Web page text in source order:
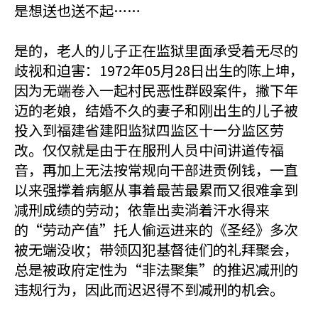
是想送也送不起……
是的，老人的儿子正在监狱里面承受着无尽的
歧视和迫害：1972年05月28日出生的陈上坤，
因为无端卷入一起村民恶性群殴案件，撇下年
迈的老娘，结婚不久的妻子和刚出生的儿子被
投入到福建省建阳监狱四监区十一分监区劳
改。仅仅就是由于在服刑人员中间讲道传福
音，再加上无法按常规向干部进贡例钱，一直
以来强撑着病躯从事着最苦最累而又很难拿到
减刑成绩的劳动；依靠出卖淌着汗水得来
的“劳动产值”托人偷运进来的《圣经》多次
被无端没收；带领囚犯基督徒们的礼拜聚会，
总是被政府定性为“非法聚集”的推迟减刑的
违规行为，因此而迟迟得不到减刑的机会。